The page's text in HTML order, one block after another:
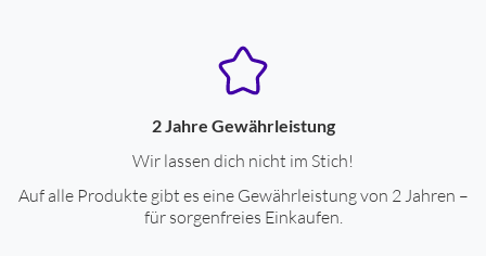
2 Jahre Gewährleistung
Wir lassen dich nicht im Stich!
Auf alle Produkte gibt es eine Gewährleistung von 2 Jahren –
für sorgenfreies Einkaufen.